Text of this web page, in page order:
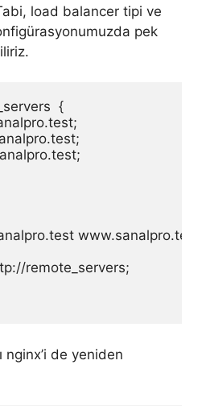
load balancer tipi ve
pek
{
www.sanalpro.test;
remote_servers;
nginx’i de yeniden